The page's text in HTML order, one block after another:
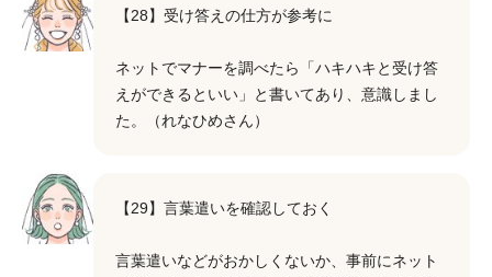
【28】受け答えの仕方が参考に
ネットでマナーを調べたら「ハキハキと受け答
えができるといい」と書いてあり、意識しまし
た。（れなひめさん）
【29】言葉遣いを確認しておく
言葉遣いなどがおかしくないか、事前にネット